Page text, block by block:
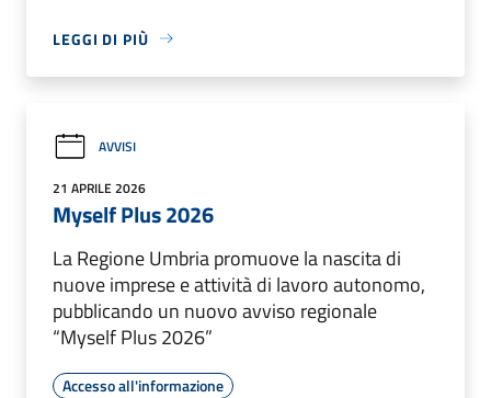
LEGGI DI PIÙ
AVVISI
21 APRILE 2026
Myself Plus 2026
La Regione Umbria promuove la nascita di
nuove imprese e attività di lavoro autonomo,
pubblicando un nuovo avviso regionale
“Myself Plus 2026”
Accesso all'informazione